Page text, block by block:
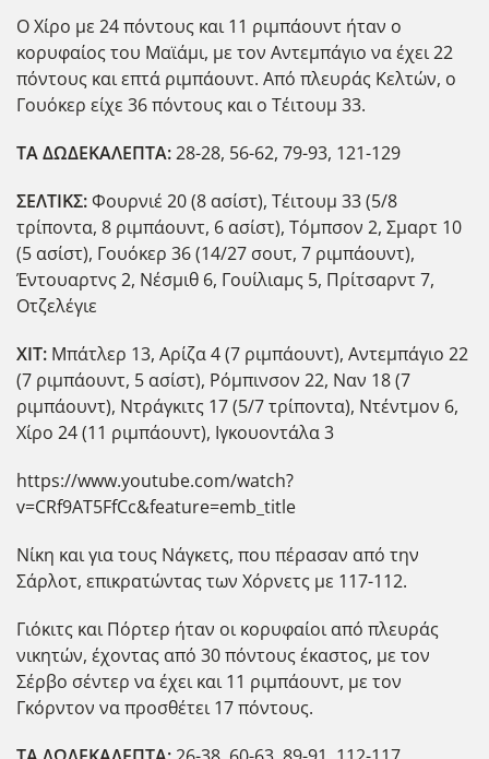
Ο Χίρο με 24 πόντους και 11 ριμπάουντ ήταν ο
κορυφαίος του Μαϊάμι, με τον Αντεμπάγιο να έχει 22
πόντους και επτά ριμπάουντ. Από πλευράς Κελτών, ο
Γουόκερ είχε 36 πόντους και ο Τέιτουμ 33.
ΤΑ ΔΩΔΕΚΑΛΕΠΤΑ:28-28, 56-62, 79-93, 121-129
ΣΕΛΤΙΚΣ:Φουρνιέ 20 (8 ασίστ), Τέιτουμ 33 (5/8
τρίποντα, 8 ριμπάουντ, 6 ασίστ), Τόμπσον 2, Σμαρτ 10
(5 ασίστ), Γουόκερ 36 (14/27 σουτ, 7 ριμπάουντ),
Έντουαρτνς 2, Νέσμιθ 6, Γουίλιαμς 5, Πρίτσαρντ 7,
Οτζελέγιε
ΧΙΤ: Μπάτλερ 13, Αρίζα 4 (7 ριμπάουντ), Αντεμπάγιο 22
(7 ριμπάουντ, 5 ασίστ), Ρόμπινσον 22, Ναν 18 (7
ριμπάουντ), Ντράγκιτς 17 (5/7 τρίποντα), Ντέντμον 6,
Χίρο 24 (11 ριμπάουντ), Ιγκουοντάλα 3
https://www.youtube.com/watch?
v=CRf9AT5FfCc&feature=emb_title
Νίκη και για τους Νάγκετς, που πέρασαν από την
Σάρλοτ, επικρατώντας των Χόρνετς με 117-112.
Γιόκιτς και Πόρτερ ήταν οι κορυφαίοι από πλευράς
νικητών, έχοντας από 30 πόντους έκαστος, με τον
Σέρβο σέντερ να έχει και 11 ριμπάουντ, με τον
Γκόρντον να προσθέτει 17 πόντους.